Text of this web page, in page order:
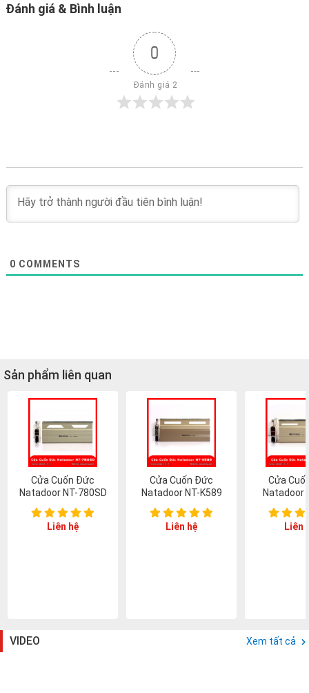
Đánh giá & Bình luận
0
Đánh giá 2
0 COMMENTS
Sản phẩm liên quan
Cửa Cuốn Đức
Natadoor NT-780SD
Liên hệ
Cửa Cuốn Đức
Natadoor NT-K589
Liên hệ
Cửa
Natadoor
Liên
VIDEO Xem tất cả